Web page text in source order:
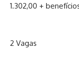
1.302,00 +
2 Vagas